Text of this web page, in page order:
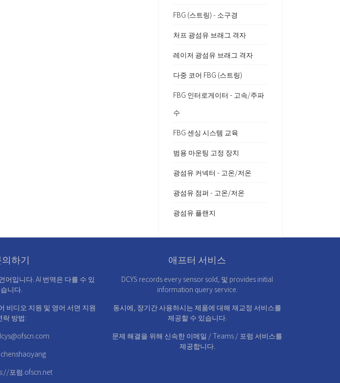
FBG (스트링) - 소구경
처프 광섬유 브래그 격자
레이저 광섬유 브래그 격자
다중 코어 FBG (스트링)
FBG 인터로게이터 - 고속/주파
수
FBG 센싱 시스템 교육
범용 마운팅 고정 장치
광섬유 커넥터 - 고온/저온
광섬유 점퍼 - 고온/저온
광섬유 플랜지
하기
어입니다. AI 번역은 다를 수 있
습니다.
비디오 지원 및 영어 서면 지원
락 방법:
포럼.ofscn.net
애프터 서비스
DCYS records every sensor sold, 및 provides initial
information query service.
동시에, 장기간 사용하시는 제품에 대해 재교정 서비스를
제공할 수 있습니다.
문제 해결을 위해 신속한 이메일 / Teams / 포럼 서비스를
제공합니다.